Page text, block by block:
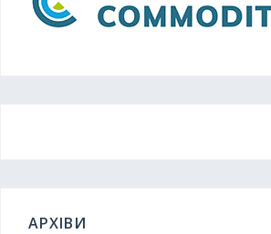
АРХІВИ